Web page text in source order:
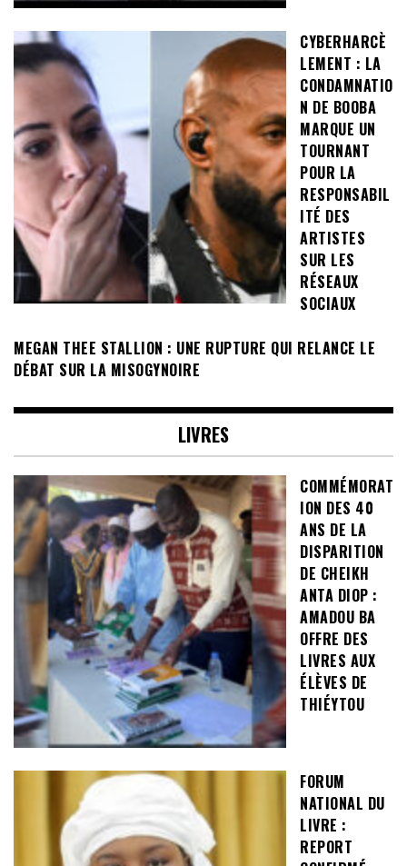
CYBERHARCÈ
LEMENT : LA
CONDAMNATIO
N DE BOOBA
MARQUE UN
TOURNANT
POUR LA
RESPONSABIL
ITÉ DES
ARTISTES
SUR LES
RÉSEAUX
SOCIAUX
MEGAN THEE STALLION : UNE RUPTURE QUI RELANCE LE
DÉBAT SUR LA MISOGYNOIRE
LIVRES
COMMÉMORAT
ION DES 40
ANS DE LA
DISPARITION
DE CHEIKH
ANTA DIOP :
AMADOU BA
OFFRE DES
LIVRES AUX
ÉLÈVES DE
THIÉYTOU
FORUM
NATIONAL DU
LIVRE :
REPORT